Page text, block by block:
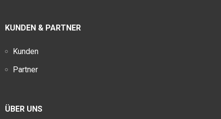
KUNDEN & PARTNER
Kunden
Partner
ÜBER UNS